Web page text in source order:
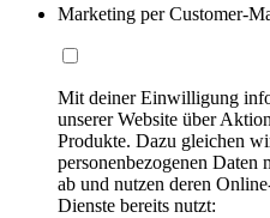
Marketing per Customer-
Mit deiner Einwilligung
unserer Website über
Produkte. Dazu gleichen
personenbezogenen Daten
ab und nutzen deren
Dienste bereits nutzt: